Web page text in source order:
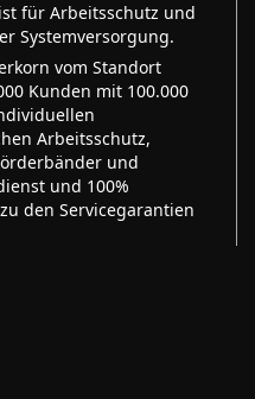
für Arbeitsschutz und
Systemversorgung.
vom Standort
Kunden mit 100.000
Arbeitsschutz,
und
und 100%
den Servicegarantien